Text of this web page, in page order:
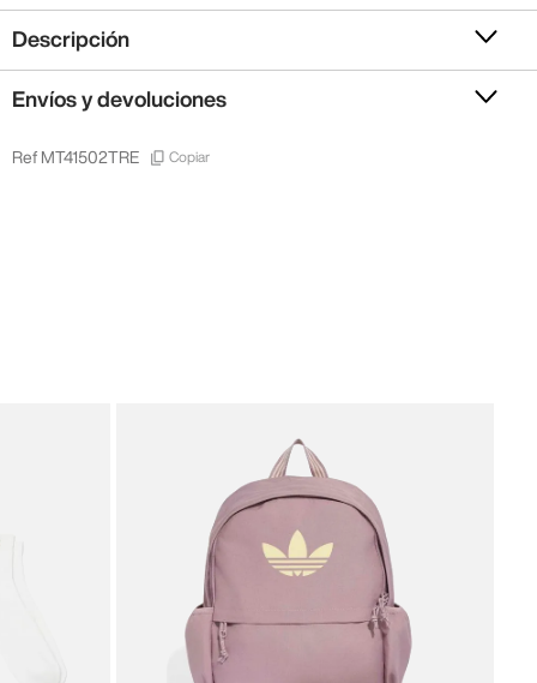
Descripción
Envíos y devoluciones
Ref MT41502TRE Copiar